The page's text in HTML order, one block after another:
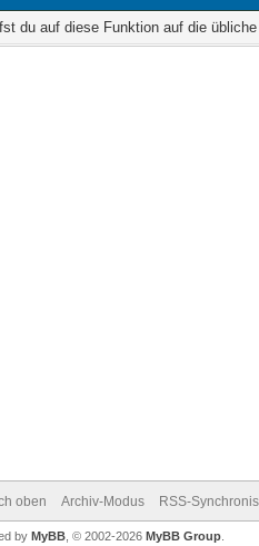
du auf diese Funktion auf die
oben Archiv-Modus RSS-
by MyBB , © 2002-2026 MyBB Group